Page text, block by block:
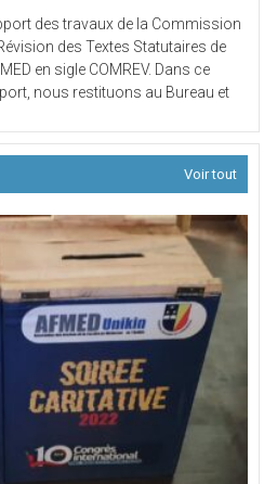
des
travaux
de
la
de
Révision
Textes
Statutaires
de
l’AFMED
en
sigle
COMREV.
des travaux de la Commission
des Textes Statutaires de
en sigle COMREV. Dans ce
nous restituons au Bureau et
Voir tout